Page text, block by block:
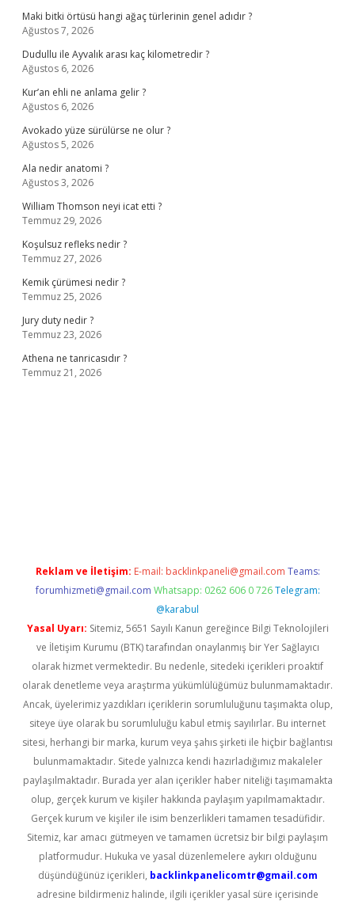
Maki bitki örtüsü hangi ağaç türlerinin genel adıdır ?
Ağustos 7, 2026
Dudullu ile Ayvalık arası kaç kilometredir ?
Ağustos 6, 2026
Kur’an ehli ne anlama gelir ?
Ağustos 6, 2026
Avokado yüze sürülürse ne olur ?
Ağustos 5, 2026
Ala nedir anatomi ?
Ağustos 3, 2026
William Thomson neyi icat etti ?
Temmuz 29, 2026
Koşulsuz refleks nedir ?
Temmuz 27, 2026
Kemik çürümesi nedir ?
Temmuz 25, 2026
Jury duty nedir ?
Temmuz 23, 2026
Athena ne tanricasıdır ?
Temmuz 21, 2026
Reklam ve İletişim: E-mail: backlinkpaneli@gmail.com Teams:
forumhizmeti@gmail.com Whatsapp: 0262 606 0 726 Telegram:
@karabul
Yasal Uyarı: Sitemiz, 5651 Sayılı Kanun gereğince Bilgi Teknolojileri
ve İletişim Kurumu (BTK) tarafından onaylanmış bir Yer Sağlayıcı
olarak hizmet vermektedir. Bu nedenle, sitedeki içerikleri proaktif
olarak denetleme veya araştırma yükümlülüğümüz bulunmamaktadır.
Ancak, üyelerimiz yazdıkları içeriklerin sorumluluğunu taşımakta olup,
siteye üye olarak bu sorumluluğu kabul etmiş sayılırlar. Bu internet
sitesi, herhangi bir marka, kurum veya şahıs şirketi ile hiçbir bağlantısı
bulunmamaktadır. Sitede yalnızca kendi hazırladığımız makaleler
paylaşılmaktadır. Burada yer alan içerikler haber niteliği taşımamakta
olup, gerçek kurum ve kişiler hakkında paylaşım yapılmamaktadır.
Gerçek kurum ve kişiler ile isim benzerlikleri tamamen tesadüfidir.
Sitemiz, kar amacı gütmeyen ve tamamen ücretsiz bir bilgi paylaşım
platformudur. Hukuka ve yasal düzenlemelere aykırı olduğunu
düşündüğünüz içerikleri, backlinkpanelicomtr@gmail.com
adresine bildirmeniz halinde, ilgili içerikler yasal süre içerisinde